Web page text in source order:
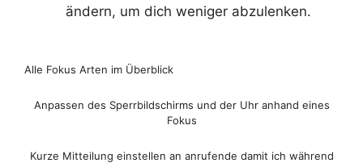
ändern, um dich weniger abzulenken.
Alle Fokus Arten im Überblick
Anpassen des Sperrbildschirms und der Uhr anhand eines
Fokus
Kurze Mitteilung einstellen an anrufende damit ich während